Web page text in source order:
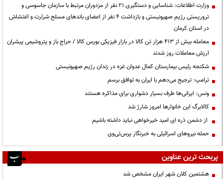
وزارت اطلاعات: شناسایی و دستگیری ۲۱ نفر از مزدوران مرتبط با سازمان جاسوسی و
تروریستی رژیم صهیونیستی و بازداشت ۴ نفر از اعضای باندهای مسلح شرارت و اغتشاش
در استان کرمان
معامله بیش از ۴۱۳ هزار تن کالا در بازار فیزیکی بورس کالا / حراج باز و پتروشیمی پیشران
ارزش معاملات روز شدند
شکنجه رئیس بیمارستان کمال عدوان غزه در زندان رژیم صهیونیستی
ترامپ: ترجیح می‌دهم با ایران به توافق برسم
ونس: ایرانی‌ها طرف بسیار دشواری برای مذاکره هستند
کالابرگ این خانوارها امروز شارژ شد
از دشمن ذره ای امید خیرخواهی نباید داشته باشیم
حمله نیروهای اسرائیلی به خبرنگار پرس‌تی‌وی
پربحث ترین عناوین
هشتمین کلان شهر ایران مشخص شد